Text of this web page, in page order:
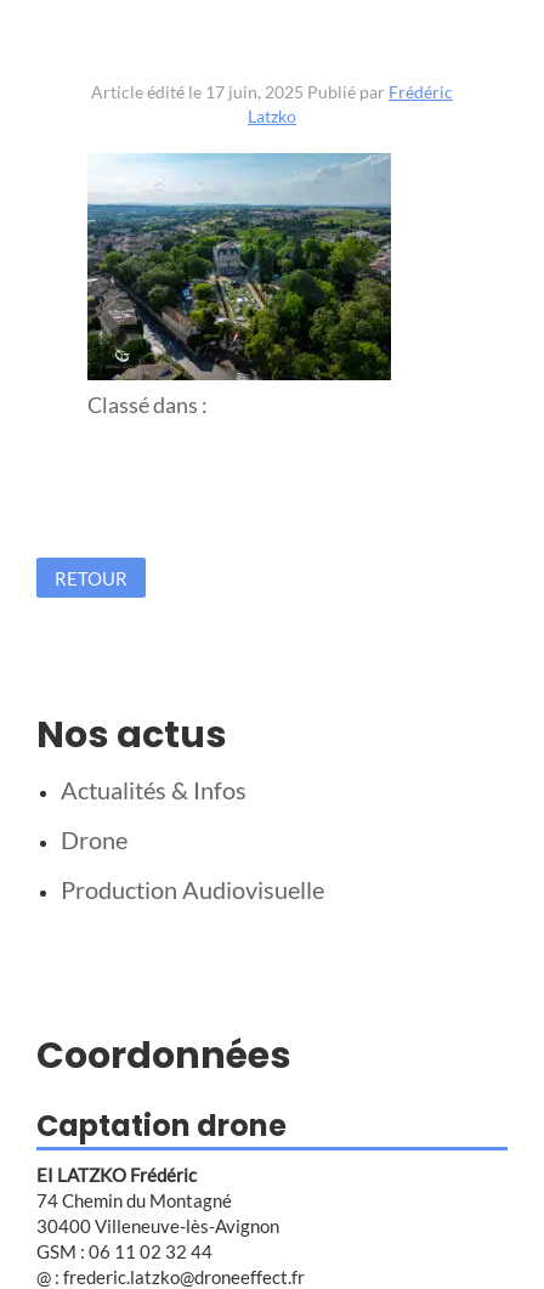
Article édité le 17 juin, 2025 Publié par Frédéric
Latzko
Classé dans :
RETOUR
Nos actus
Actualités & Infos
Drone
Production Audiovisuelle
Coordonnées
Captation drone
EI LATZKO Frédéric
74 Chemin du Montagné
30400 Villeneuve-lès-Avignon
GSM : 06 11 02 32 44
@ : frederic.latzko@droneeffect.fr